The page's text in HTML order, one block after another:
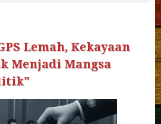
Lemah, Kekayaan
Menjadi Mangsa